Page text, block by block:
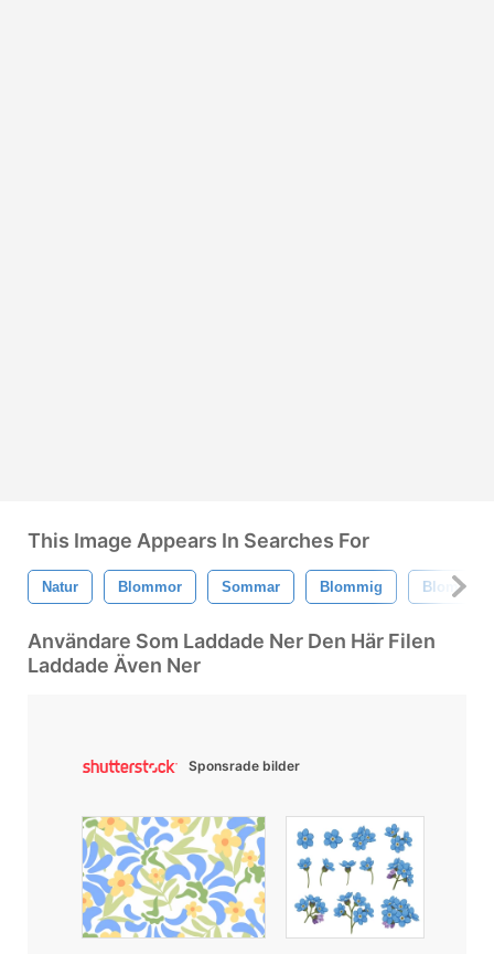
This Image Appears In Searches For
Natur Blommor Sommar Blommig Blomma
Användare Som Laddade Ner Den Här Filen
Laddade Även Ner
Sponsrade bilder